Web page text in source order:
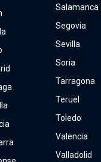
Salamanca
Segovia
Sevilla
Soria
Tarragona
Teruel
Toledo
Valencia
Valladolid